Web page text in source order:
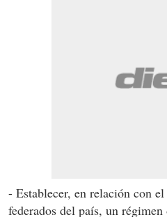
- Establecer, en relación con
federados del país, un